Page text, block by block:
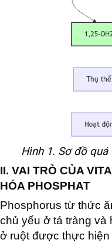
Hình 1. Sơ đồ
II. VAI TRÒ CỦA
HÓA PHOSPHAT
Phosphorus từ thức
chủ yếu ở tá tràng và
ở ruột được thực